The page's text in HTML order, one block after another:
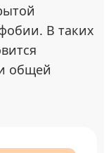
В таких
общей